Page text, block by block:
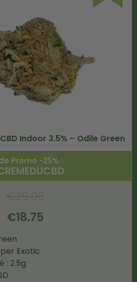
Indoor 3.5% – Odile Green
Promo -25% :
€18.75
Exotic
: 2.5g